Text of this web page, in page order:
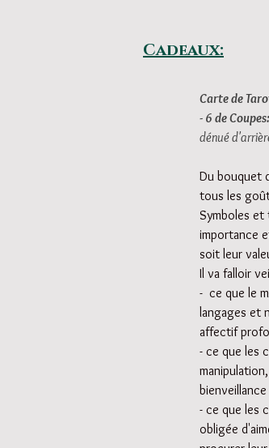
Cadeaux:
Carte de
- 6 de Coupes:
dénué
Du bouquet
tous les
Symboles
importance
soit leur
Il va falloir
-  ce que le
langages et
affectif
- ce que les
bienveillance
- ce que les
obligée